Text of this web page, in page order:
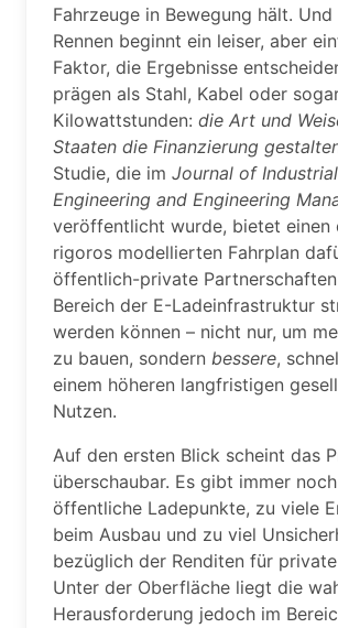
Fahrzeuge in Bewegung hält. Und
Rennen beginnt ein leiser, aber
Faktor, die Ergebnisse
prägen als Stahl, Kabel oder
Kilowattstunden: die Art und
Staaten die Finanzierung
Studie, die im Journal of Industrial
Engineering and Engineering
veröffentlicht wurde, bietet einen
rigoros modellierten Fahrplan
öffentlich-private Partnerschaften
Bereich der E-Ladeinfrastruktur
werden können – nicht nur, um
zu bauen, sondern bessere,
einem höheren langfristigen
Nutzen.
Auf den ersten Blick scheint das
überschaubar. Es gibt immer
öffentliche Ladepunkte, zu viele
beim Ausbau und zu viel
bezüglich der Renditen für
Unter der Oberfläche liegt die
Herausforderung jedoch im